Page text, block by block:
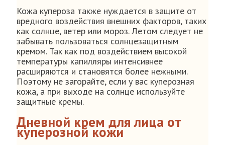
Кожа купероза также нуждается в защите от
вредного воздействия внешних факторов, таких
как солнце, ветер или мороз. Летом следует не
забывать пользоваться солнцезащитным
кремом. Так как под воздействием высокой
температуры капилляры интенсивнее
расширяются и становятся более нежными.
Поэтому не загорайте, если у вас куперозная
кожа, а при выходе на солнце используйте
защитные кремы.
Дневной крем для лица от
куперозной кожи